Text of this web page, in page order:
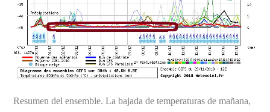
Resumen del ensemble. La bajada de temperaturas de mañana,